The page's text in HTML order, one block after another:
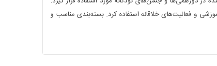
و فعالیت‌های خلاقانه استفاده کرد. بسته‌بندی مناسب و